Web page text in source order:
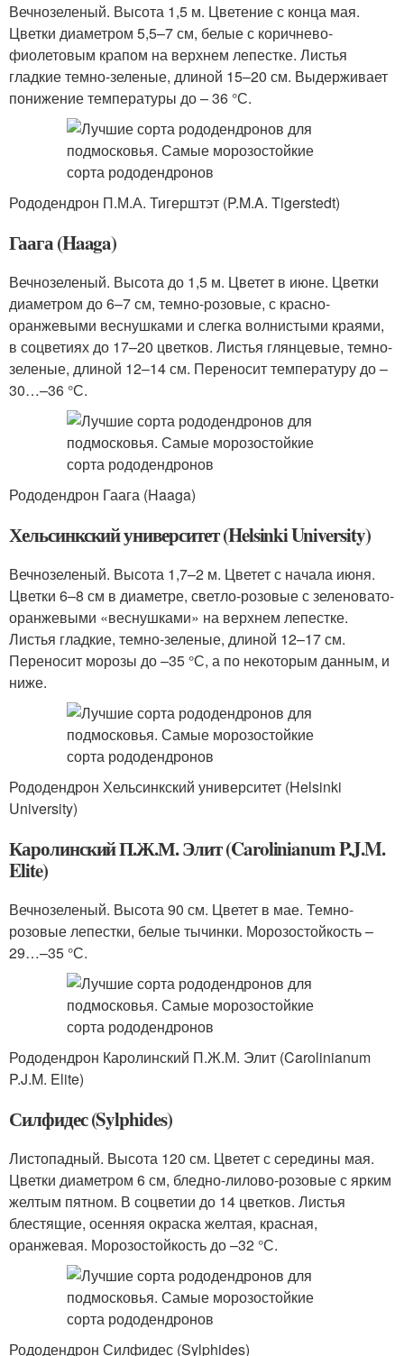
Вечнозеленый. Высота 1,5 м. Цветение с конца мая.
Цветки диаметром 5,5–7 см, белые с коричнево-
фиолетовым крапом на верхнем лепестке. Листья
гладкие темно-зеленые, длиной 15–20 см. Выдерживает
понижение температуры до – 36 °С.
Рододендрон П.М.А. Тигерштэт (P.M.A. Tigerstedt)
Гаага (Haaga)
Вечнозеленый. Высота до 1,5 м. Цветет в июне. Цветки
диаметром до 6–7 см, темно-розовые, с красно-
оранжевыми веснушками и слегка волнистыми краями,
в соцветиях до 17–20 цветков. Листья глянцевые, темно-
зеленые, длиной 12–14 см. Переносит температуру до –
30…–36 °С.
Рододендрон Гаага (Haaga)
Хельсинкский университет (Helsinki University)
Вечнозеленый. Высота 1,7–2 м. Цветет с начала июня.
Цветки 6–8 см в диаметре, светло-розовые с зеленовато-
оранжевыми «веснушками» на верхнем лепестке.
Листья гладкие, темно-зеленые, длиной 12–17 см.
Переносит морозы до –35 °С, а по некоторым данным, и
ниже.
Рододендрон Хельсинкский университет (Helsinki
University)
Каролинский П.Ж.М. Элит (Carolinianum P.J.M.
Elite)
Вечнозеленый. Высота 90 см. Цветет в мае. Темно-
розовые лепестки, белые тычинки. Морозостойкость –
29…–35 °С.
Рододендрон Каролинский П.Ж.М. Элит (Carolinianum
P.J.M. Elite)
Силфидес (Sylphides)
Листопадный. Высота 120 см. Цветет с середины мая.
Цветки диаметром 6 см, бледно-лилово-розовые с ярким
желтым пятном. В соцветии до 14 цветков. Листья
блестящие, осенняя окраска желтая, красная,
оранжевая. Морозостойкость до –32 °С.
Рододендрон Силфидес (Sylphides)